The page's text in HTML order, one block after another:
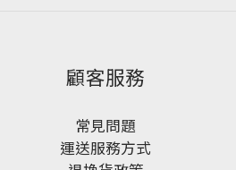
顧客服務
常見問題
運送服務方式